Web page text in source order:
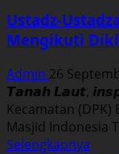
Nabi
Ustadz-
Mengikuti
Admin 26
𝙏𝙖𝙣𝙖𝙝 𝙇𝙖𝙪𝙩,
Kecamatan
Masjid Indonesia
Selengkapnya